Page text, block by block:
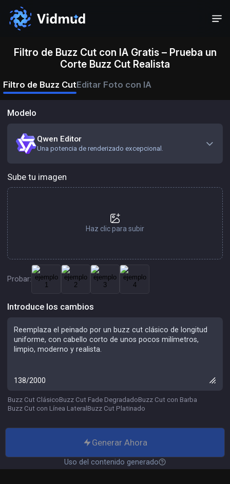
Filtro de Buzz CutEditar Foto con IA
Modelo
Qwen Editor
Una potencia de renderizado excepcional.
Sube tu imagen
Haz clic para subir
Probar:
Introduce los cambios
138/2000
Buzz Cut ClásicoBuzz Cut Fade DegradadoBuzz Cut con Barba
Buzz Cut con Línea LateralBuzz Cut Platinado
Generar Ahora
Uso del contenido generado
Filtro de Buzz Cut con IA Gratis – Prueba un
Corte Buzz Cut Realista